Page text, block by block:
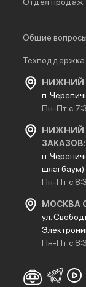
Отдел продаж
Общие вопросы
Техподдержка
НИЖНИЙ
п.
Пн-Пт с
НИЖНИЙ
ЗАКАЗОВ:
п.
шлагбаум)
Пн-Пт с
МОСКВА
ул.
Пн-Пт с